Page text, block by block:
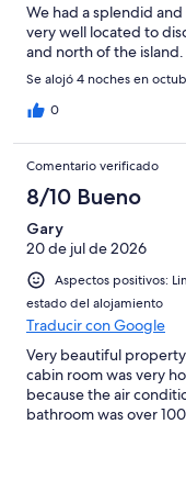
We had a splendid
very well located to
and north of the island.
Se alojó 4 noches en
0
Comentario verificado
8/10 Bueno
Gary
20 de jul de 2026
Aspectos positivos:
estado del alojamiento
Traducir con Google
Very beautiful
cabin room was very
because the air
bathroom was over